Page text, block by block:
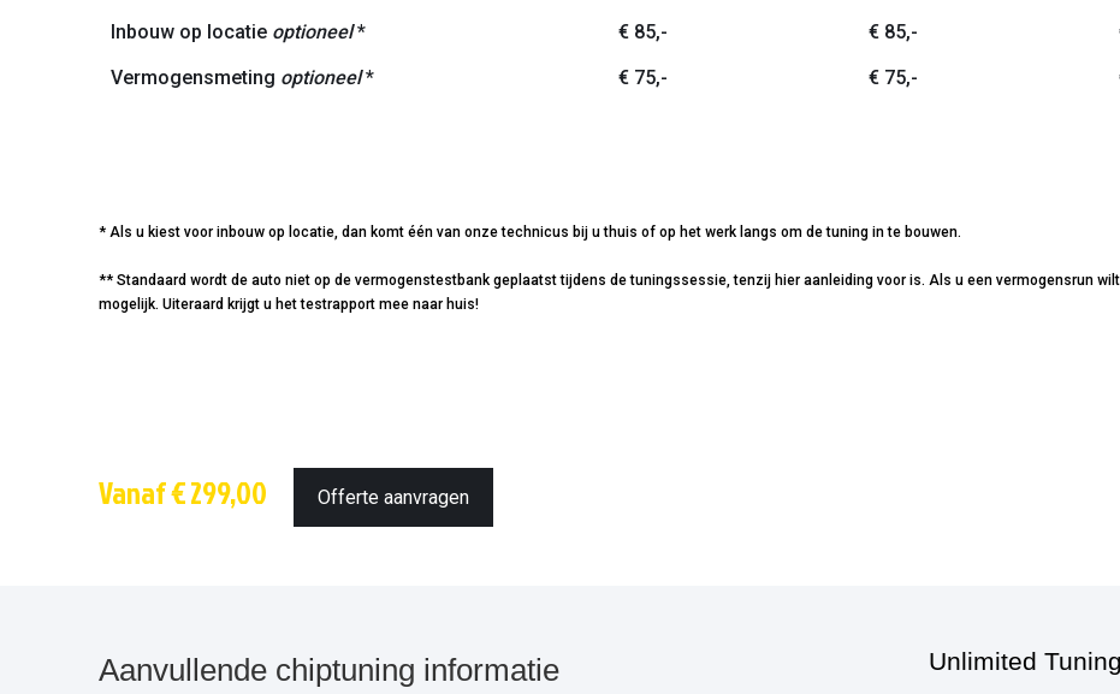
Inbouw op locatie optioneel* € 85,- € 85,-
Vermogensmeting optioneel* € 75,- € 75,-
* Als u kiest voor inbouw op locatie, dan komt één van onze technicus bij u thuis of op het werk langs om de tuning in te bouwen.
** Standaard wordt de auto niet op de vermogenstestbank geplaatst tijdens de tuningssessie, tenzij hier aanleiding voor is. Als u een vermogensrun
mogelijk. Uiteraard krijgt u het testrapport mee naar huis!
Vanaf € 299,00 Offerte aanvragen
Aanvullende chiptuning informatie Unlimited